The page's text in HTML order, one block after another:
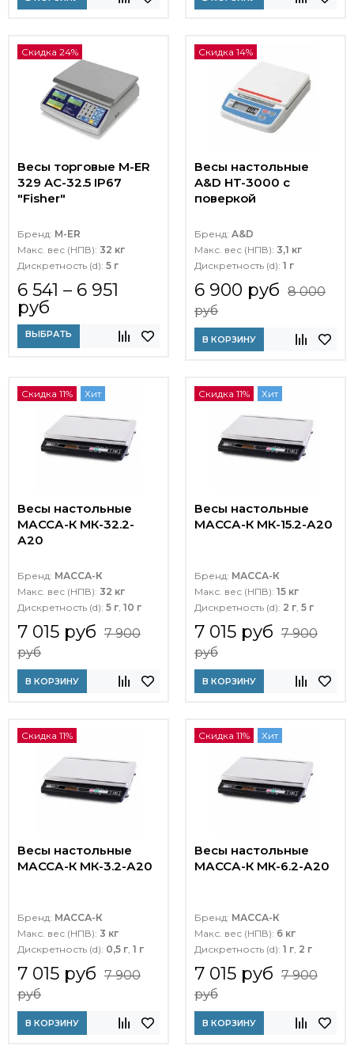
Скидка 24%
Весы торговые M-ER
329 AC-32.5 IP67
"Fisher"
Бренд: M-ER
Макс. вес (НПВ): 32 кг
Дискретность (d): 5 г
6 541 – 6 951
руб
ВЫБРАТЬ
Скидка 14%
Весы настольные
A&D HT-3000 с
поверкой
Бренд: A&D
Макс. вес (НПВ): 3,1 кг
Дискретность (d): 1 г
6 900 руб 8 000
руб
В КОРЗИНУ
Скидка 11% Хит
Весы настольные
МАССА-К МК-32.2-
А20
Бренд: МАССА-К
Макс. вес (НПВ): 32 кг
Дискретность (d): 5 г, 10 г
7 015 руб 7 900
руб
В КОРЗИНУ
Скидка 11% Хит
Весы настольные
МАССА-К МК-15.2-А20
Бренд: МАССА-К
Макс. вес (НПВ): 15 кг
Дискретность (d): 2 г, 5 г
7 015 руб 7 900
руб
В КОРЗИНУ
Скидка 11%
Весы настольные
МАССА-К МК-3.2-А20
Бренд: МАССА-К
Макс. вес (НПВ): 3 кг
Дискретность (d): 0,5 г, 1 г
7 015 руб 7 900
руб
В КОРЗИНУ
Скидка 11% Хит
Весы настольные
МАССА-К МК-6.2-А20
Бренд: МАССА-К
Макс. вес (НПВ): 6 кг
Дискретность (d): 1 г, 2 г
7 015 руб 7 900
руб
В КОРЗИНУ